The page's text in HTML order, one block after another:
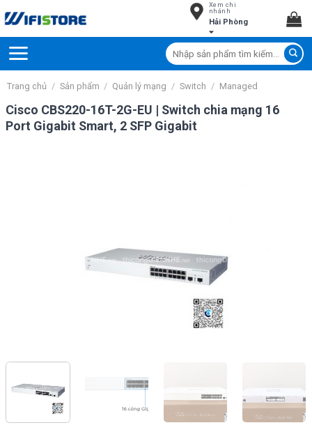
to
Xem chi
nhánh
Hải Phòng
Tìm
kiếm:
Trang chủ / Sản phẩm / Quản lý mạng / Switch / Managed
Cisco CBS220-16T-2G-EU | Switch chia mạng 16
Port Gigabit Smart, 2 SFP Gigabit